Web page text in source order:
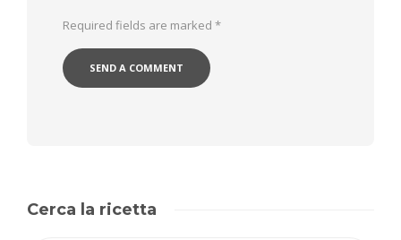
Required fields are marked *
Cerca la ricetta